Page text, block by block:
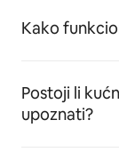
Kako
Postoji li
upoznati?